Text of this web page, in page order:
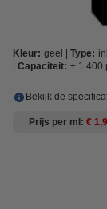
Kleur: geel Type:
Capaciteit: ± 1.400
Bekijk de
Prijs per ml €